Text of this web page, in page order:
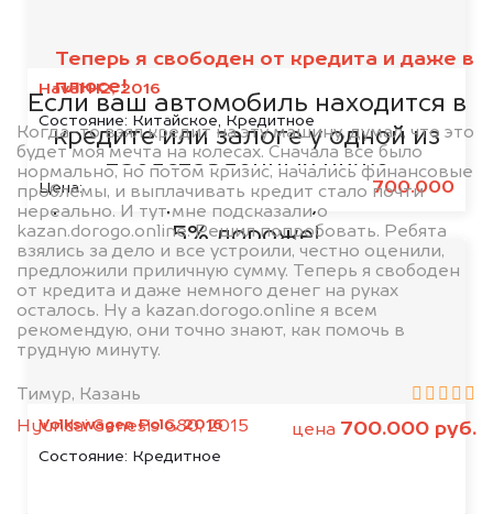
Haval H2, 2016
Состояние: Китайское, Кредитное
Цена: 700.000
Volkswagen Polo, 2016
Состояние: Кредитное
Теперь я свободен от кредита и даже в
плюсе!
Когда-то взял кредит на эту машину, думал, что это
будет моя мечта на колесах. Сначала все было
нормально, но потом кризис, начались финансовые
проблемы, и выплачивать кредит стало почти
нереально. И тут мне подсказали о
kazan.dorogo.online. Решил попробовать. Ребята
взялись за дело и все устроили, честно оценили,
предложили приличную сумму. Теперь я свободен
от кредита и даже немного денег на руках
осталось. Ну а kazan.dorogo.online я всем
рекомендую, они точно знают, как помочь в
трудную минуту.
Тимур, Казань
Hyundai Genesis G80, 2015
цена 700.000 руб.
банками
Если ваш автомобиль находится в
кредите или залоге у одной из
представленных ниже
организаций, то мы купим его на
5% дороже!